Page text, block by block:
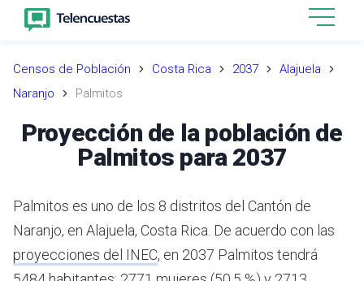
Censos de Población Costa Rica 2037
Alajuela
Naranjo
Palmitos
Proyección de la población de
Palmitos para 2037
Palmitos es uno de los 8 distritos del Cantón de
Naranjo, en Alajuela, Costa Rica. De acuerdo con las
proyecciones del INEC, en 2037 Palmitos tendrá